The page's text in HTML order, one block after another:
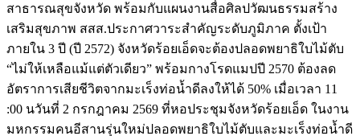
สาธารณสุขจังหวัด พร้อมกับแผนงานสื่อศิลปวัฒนธรรมสร้าง
เสริมสุขภาพ สสส.ประกาศวาระสำคัญระดับภูมิภาค ตั้งเป้า
ภายใน 3 ปี (ปี 2572) จังหวัดร้อยเอ็ดจะต้องปลอดพยาธิใบไม้ตับ
“ไม่ให้เหลือแม้แต่ตัวเดียว” พร้อมกางโรดแมปปี 2570 ต้องลด
อัตราการเสียชีวิตจากมะเร็งท่อน้ำดีลงให้ได้ 50% เมื่อเวลา 11
:00 นวันที่ 2 กรกฎาคม 2569 ที่หอประชุมจังหวัดร้อยเอ็ด ในงาน
มหกรรมคนอีสานรุ่นใหม่ปลอดพยาธิใบไม้ตับและมะเร็งท่อน้ำดี